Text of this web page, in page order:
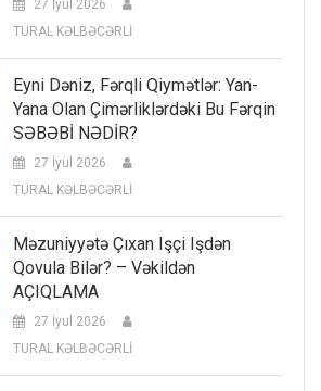
27 İyul 2026
TURAL KƏLBƏCƏRLİ
Eyni Dəniz, Fərqli Qiymətlər: Yan-
Yana Olan Çimərliklərdəki Bu Fərqin
SƏBƏBİ NƏDİR?
27 İyul 2026
TURAL KƏLBƏCƏRLİ
Məzuniyyətə Çıxan Işçi Işdən
Qovula Bilər? – Vəkildən
AÇIQLAMA
27 İyul 2026
TURAL KƏLBƏCƏRLİ